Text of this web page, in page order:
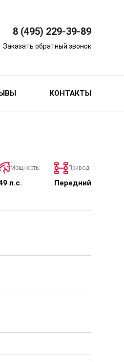
8 (495) 229-39-89
Заказать обратный звонок
КОНТАКТЫ
Мощность:
л.с.
Привод:
Передний